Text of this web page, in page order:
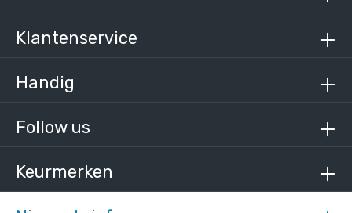
Follow us
Keurmerken
Klantenservice
Handig